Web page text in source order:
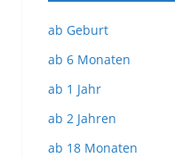
ab Geburt
ab 6 Monaten
ab 1 Jahr
ab 2 Jahren
ab 18 Monaten